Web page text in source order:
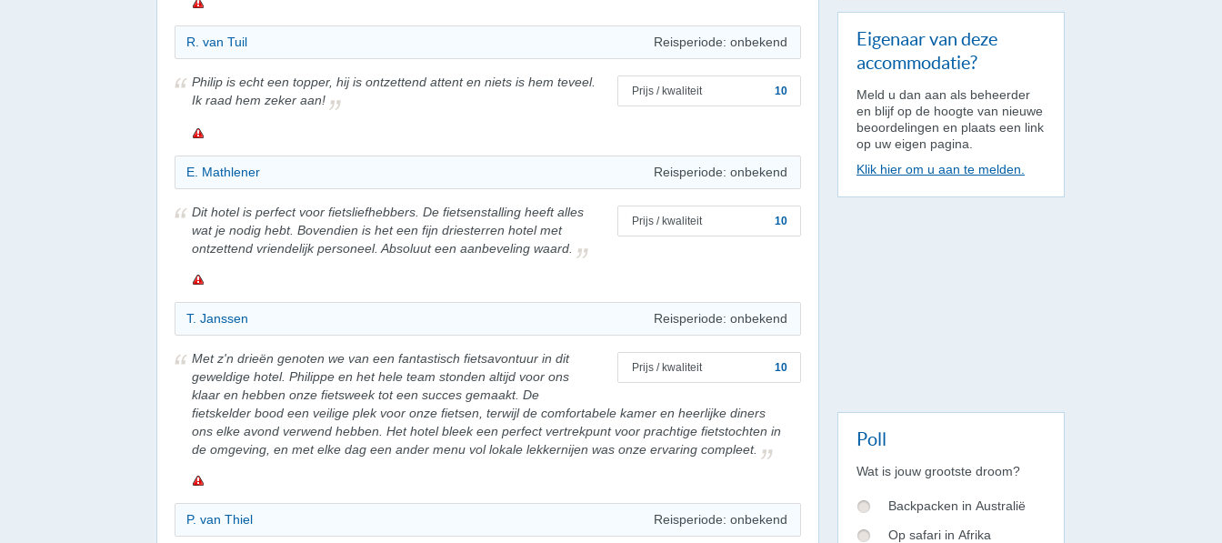
R. van Tuil Reisperiode: onbekend
Prijs / kwaliteit 10
Philip is echt een topper, hij is ontzettend attent en niets is hem teveel.
Ik raad hem zeker aan!
E. Mathlener Reisperiode: onbekend
Prijs / kwaliteit 10
Dit hotel is perfect voor fietsliefhebbers. De fietsenstalling heeft alles
wat je nodig hebt. Bovendien is het een fijn driesterren hotel met
ontzettend vriendelijk personeel. Absoluut een aanbeveling waard.
T. Janssen Reisperiode: onbekend
Prijs / kwaliteit 10
Met z'n drieën genoten we van een fantastisch fietsavontuur in dit
geweldige hotel. Philippe en het hele team stonden altijd voor ons
klaar en hebben onze fietsweek tot een succes gemaakt. De
fietskelder bood een veilige plek voor onze fietsen, terwijl de comfortabele kamer en heerlijke diners
ons elke avond verwend hebben. Het hotel bleek een perfect vertrekpunt voor prachtige fietstochten in
de omgeving, en met elke dag een ander menu vol lokale lekkernijen was onze ervaring compleet.
P. van Thiel Reisperiode: onbekend
Eigenaar van deze
accommodatie?
Meld u dan aan als beheerder
en blijf op de hoogte van nieuwe
beoordelingen en plaats een link
op uw eigen pagina.
Klik hier om u aan te melden.
Poll
Wat is jouw grootste droom?
Backpacken in Australië
Op safari in Afrika